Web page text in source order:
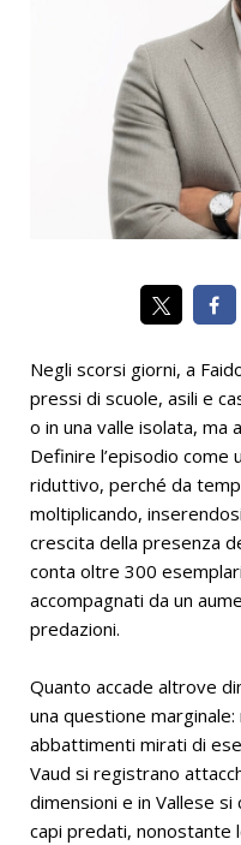
Negli scorsi giorni, a
pressi di scuole, asili e
o in una valle isolata, ma
Definire l’episodio come
riduttivo, perché da
moltiplicando,
crescita della presenza
conta oltre 300
accompagnati da un
predazioni.
Quanto accade altrove
una questione
abbattimenti mirati di
Vaud si registrano
dimensioni e in Vallese
capi predati, nonostante